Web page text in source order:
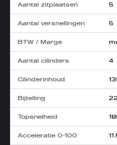
Aantal zitplaatsen 5
Aantal versnellingen 5
BTW / Marge
Aantal cilinders 4
Cilinderinhoud
Bijtelling
Topsnelheid
Acceleratie 0-100